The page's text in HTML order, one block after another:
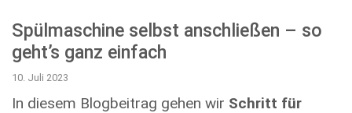
Spülmaschine selbst anschließen – so
geht’s ganz einfach
10. Juli 2023
In diesem Blogbeitrag gehen wir Schritt für